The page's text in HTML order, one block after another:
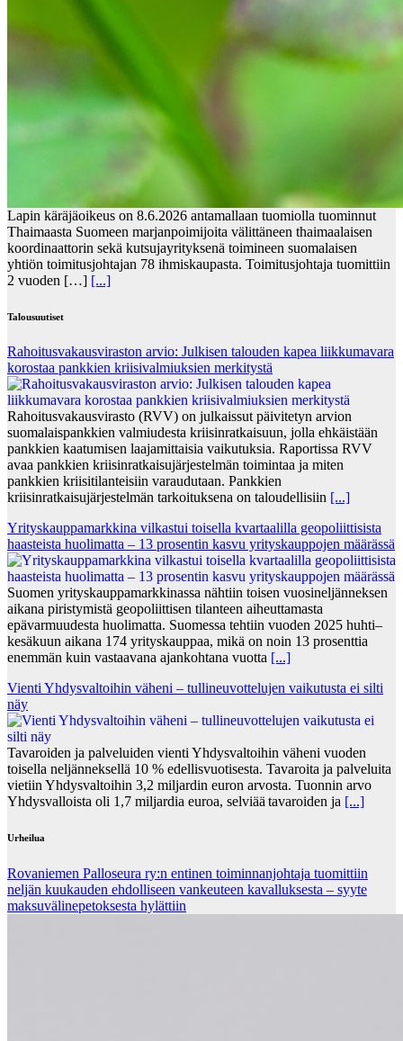
Lapin käräjäoikeus on 8.6.2026 antamallaan tuomiolla tuominnut
Thaimaasta Suomeen marjanpoimijoita välittäneen thaimaalaisen
koordinaattorin sekä kutsujayrityksenä toimineen suomalaisen
yhtiön toimitusjohtajan 78 ihmiskaupasta. Toimitusjohtaja tuomittiin
2 vuoden […] [...]
Talousuutiset
Rahoitusvakausviraston arvio: Julkisen talouden kapea liikkumavara
korostaa pankkien kriisivalmiuksien merkitystä
Rahoitusvakausvirasto (RVV) on julkaissut päivitetyn arvion
suomalaispankkien valmiudesta kriisinratkaisuun, jolla ehkäistään
pankkien kaatumisen laajamittaisia vaikutuksia. Raportissa RVV
avaa pankkien kriisinratkaisujärjestelmän toimintaa ja miten
pankkien kriisitilanteisiin varaudutaan. Pankkien
kriisinratkaisujärjestelmän tarkoituksena on taloudellisiin [...]
Yrityskauppamarkkina vilkastui toisella kvartaalilla geopoliittisista
haasteista huolimatta – 13 prosentin kasvu yrityskauppojen määrässä
Suomen yrityskauppamarkkinassa nähtiin toisen vuosineljänneksen
aikana piristymistä geopoliittisen tilanteen aiheuttamasta
epävarmuudesta huolimatta. Suomessa tehtiin vuoden 2025 huhti–
kesäkuun aikana 174 yrityskauppaa, mikä on noin 13 prosenttia
enemmän kuin vastaavana ajankohtana vuotta [...]
Vienti Yhdysvaltoihin väheni – tullineuvottelujen vaikutusta ei silti
näy
Tavaroiden ja palveluiden vienti Yhdysvaltoihin väheni vuoden
toisella neljänneksellä 10 % edellisvuotisesta. Tavaroita ja palveluita
vietiin Yhdysvaltoihin 3,2 miljardin euron arvosta. Tuonnin arvo
Yhdysvalloista oli 1,7 miljardia euroa, selviää tavaroiden ja [...]
Urheilua
Rovaniemen Palloseura ry:n entinen toiminnanjohtaja tuo­mit­tiin
neljän kuu­kau­den eh­dol­li­seen van­keu­teen ka­val­luk­ses­ta – syyte
mak­su­vä­li­ne­pe­tok­ses­ta hy­lät­tiin